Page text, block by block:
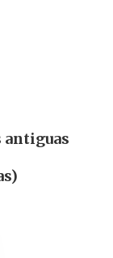
antiguas